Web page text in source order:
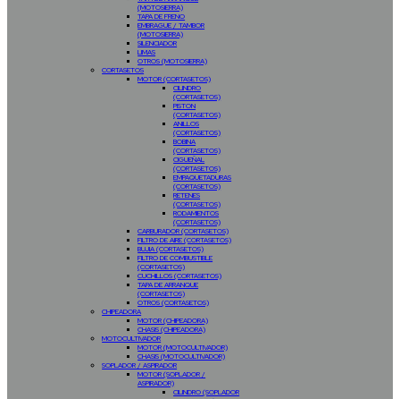
(MOTOSIERRA)
TAPA DE FRENO
EMBRAGUE / TAMBOR
(MOTOSIERRA)
SILENCIADOR
LIMAS
OTROS (MOTOSIERRA)
CORTASETOS
MOTOR (CORTASETOS)
CILINDRO
(CORTASETOS)
PISTON
(CORTASETOS)
ANILLOS
(CORTASETOS)
BOBINA
(CORTASETOS)
CIGUEÑAL
(CORTASETOS)
EMPAQUETADURAS
(CORTASETOS)
RETENES
(CORTASETOS)
RODAMIENTOS
(CORTASETOS)
CARBURADOR (CORTASETOS)
FILTRO DE AIRE (CORTASETOS)
BUJIA (CORTASETOS)
FILTRO DE COMBUSTIBLE
(CORTASETOS)
CUCHILLOS (CORTASETOS)
TAPA DE ARRANQUE
(CORTASETOS)
OTROS (CORTASETOS)
CHIPEADORA
MOTOR (CHIPEADORA)
CHASIS (CHIPEADORA)
MOTOCULTIVADOR
MOTOR (MOTOCULTIVADOR)
CHASIS (MOTOCULTIVADOR)
SOPLADOR / ASPIRADOR
MOTOR (SOPLADOR /
ASPIRADOR)
CILINDRO (SOPLADOR